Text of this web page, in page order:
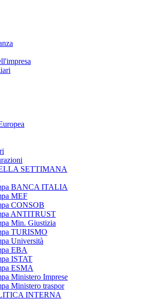
SETTIMANA
BANCA ITALIA
MEF
CONSOB
ANTITRUST
Min. Giustizia
TURISMO
Università
EBA
ISTAT
ESMA
Ministero Imprese
Ministero traspor
INTERNA